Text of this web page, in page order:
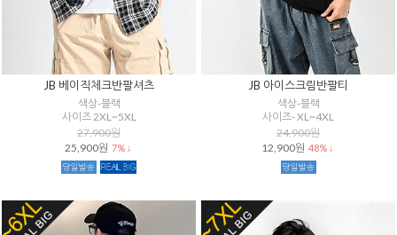
JB 베이직체크반팔셔츠
색상-블랙
사이즈 2XL~5XL
27,900원
25,900원 7% ↓
JB 아이스크림반팔티
색상-블랙
사이즈- XL~4XL
24,900원
12,900원 48% ↓